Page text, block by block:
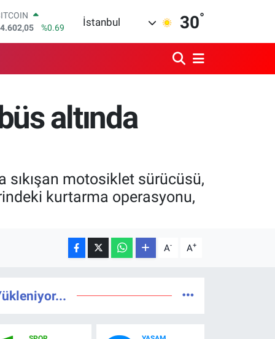
%0.06
BİST100
%0
İstanbul 30°
altında
sıkışan motosiklet sürücüsü,
kurtarma operasyonu,
A- A+